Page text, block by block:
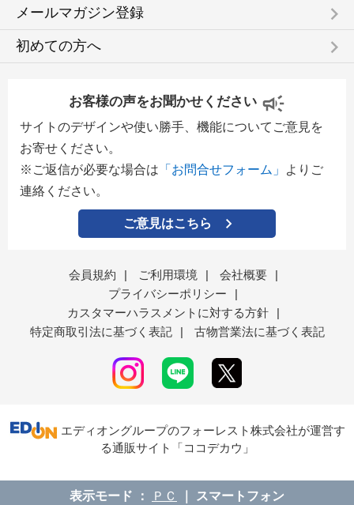
メールマガジン登録 keyboard_arrow_right
初めての方へ keyboard_arrow_right
お客様の声をお聞かせください
サイトのデザインや使い勝手、機能についてご意見を
お寄せください。
※ご返信が必要な場合は 「お問合せフォーム」
よりご
連絡ください。
ご意見はこちら
会員規約 | ご利用環境 | 会社概要
|
プライバシーポリシー
|
カスタマーハラスメントに対する方針
|
特定商取引法に基づく表記
| 古物営業法に基づく表記
エディオングループのフォーレスト株式会社が運営す
る通販サイト「ココデカウ」
表示モード ＰＣ スマートフォン